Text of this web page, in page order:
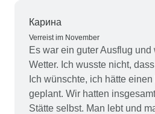
Chi-Minh-Stadt und Luang
waren, verändert hätte. Es
zweiteilige Reise, bei der wir
luxuriösen Bus von Ho Chi
Penh nahmen. Der zweite
weiter nach Luang Prabang
Карина
Verreist im November
Es war ein guter Ausflug
Wetter. Ich wusste nicht,
Ich wünschte, ich hätte
geplant. Wir hatten
Stätte selbst. Man lebt und